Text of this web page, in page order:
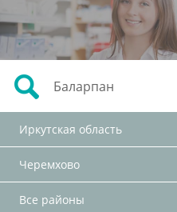
Иркутская область
Черемхово
Все районы